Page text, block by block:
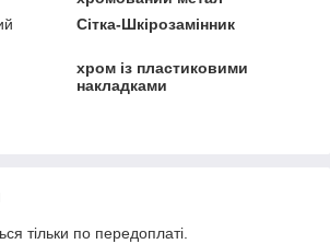
Сітка-Шкірозамінник
хром із пластиковими
накладками
тільки по передоплаті.